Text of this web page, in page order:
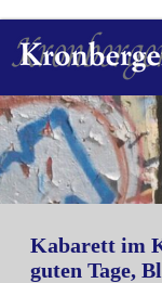
Kabarett im
guten Tage,